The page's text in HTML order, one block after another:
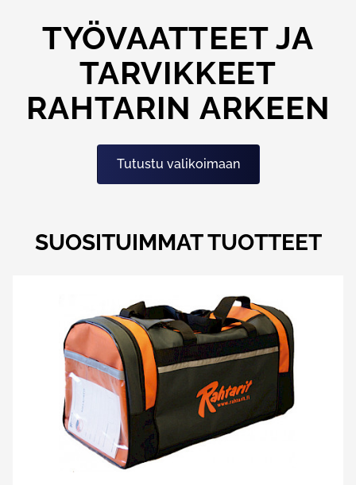
TYÖVAATTEET JA
TARVIKKEET
RAHTARIN ARKEEN
Tutustu valikoimaan
SUOSITUIMMAT TUOTTEET